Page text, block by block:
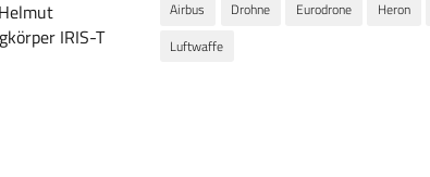
IRIS-T
Airbus Drohne Eurodrone Heron
Luftwaffe